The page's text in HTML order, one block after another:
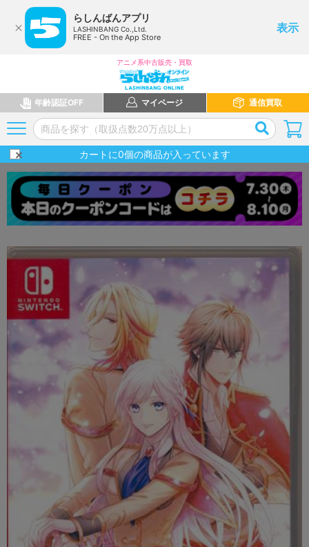
らしんばんアプリ
LASHINBANG Co.,Ltd.
FREE - On the App Store
表示
アニメ系中古販売・買取
年齢認証OFF マイページ 通信買取
カートに0個の商品が入っています